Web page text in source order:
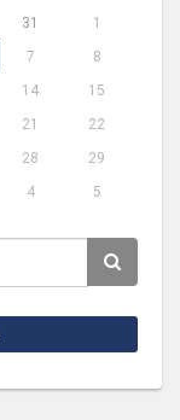
31
1
7
8
14
15
21
22
28
29
4 5